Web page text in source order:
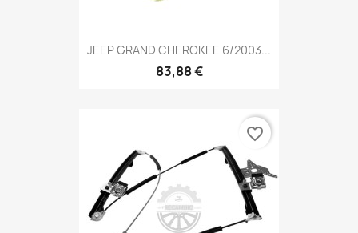
JEEP GRAND CHEROKEE 6/2003...
83,88 €
favorite_border